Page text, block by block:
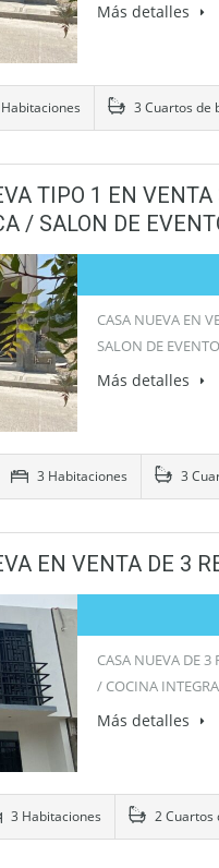
Más detalles
3 Cuartos de
TIPO 1 EN
/ SALON DE
CASA NUEVA EN
SALON DE
Más detalles
3 Habitaciones 3
EN VENTA DE 3
CASA NUEVA DE
/ COCINA
Más detalles
3 Habitaciones 2 Cuartos